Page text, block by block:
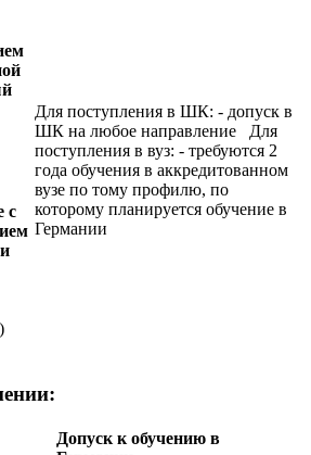
Для поступления в ШК: - допуск в
ШК на любое направление Для
поступления в вуз: - требуются 2
года обучения в аккредитованном
вузе по тому профилю, по
которому планируется обучение в
Германии
с
Допуск к обучению в